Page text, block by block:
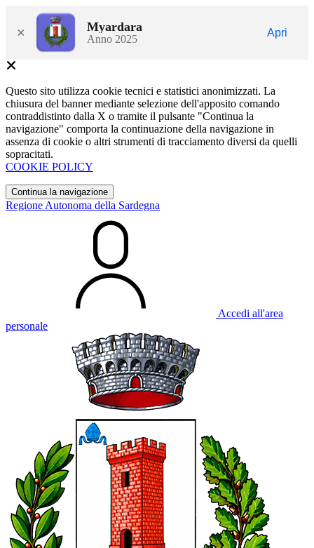
× Myardara
Anno 2025
Apri
Questo sito utilizza cookie tecnici e statistici anonimizzati. La
chiusura del banner mediante selezione dell'apposito comando
contraddistinto dalla X o tramite il pulsante "Continua la
navigazione" comporta la continuazione della navigazione in
assenza di cookie o altri strumenti di tracciamento diversi da quelli
sopracitati.
COOKIE POLICY
Continua la navigazione
Regione Autonoma della Sardegna
Accedi all'area
personale